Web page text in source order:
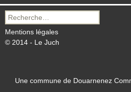
Recherche
pour :
Mentions légales
© 2014 - Le Juch
Une commune de Douarnenez